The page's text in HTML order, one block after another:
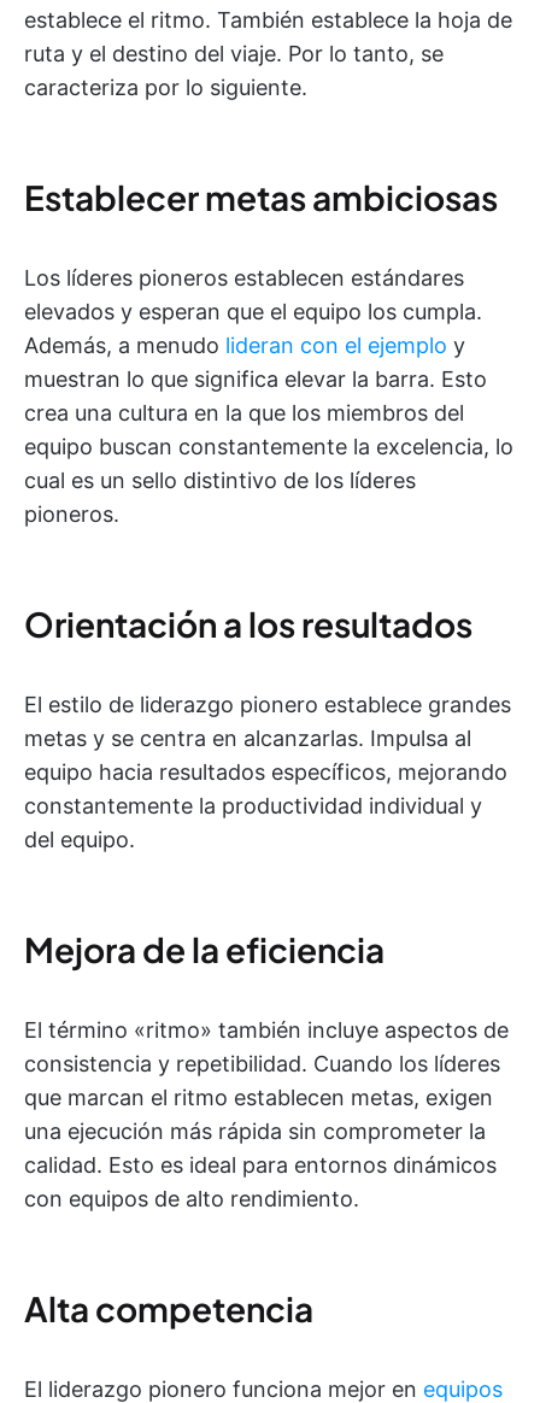
establece el ritmo. También establece la hoja de
ruta y el destino del viaje. Por lo tanto, se
caracteriza por lo siguiente.
Establecer metas ambiciosas
Los líderes pioneros establecen estándares
elevados y esperan que el equipo los cumpla.
Además, a menudo lideran con el ejemplo y
muestran lo que significa elevar la barra. Esto
crea una cultura en la que los miembros del
equipo buscan constantemente la excelencia, lo
cual es un sello distintivo de los líderes
pioneros.
Orientación a los resultados
El estilo de liderazgo pionero establece grandes
metas y se centra en alcanzarlas. Impulsa al
equipo hacia resultados específicos, mejorando
constantemente la productividad individual y
del equipo.
Mejora de la eficiencia
El término «ritmo» también incluye aspectos de
consistencia y repetibilidad. Cuando los líderes
que marcan el ritmo establecen metas, exigen
una ejecución más rápida sin comprometer la
calidad. Esto es ideal para entornos dinámicos
con equipos de alto rendimiento.
Alta competencia
El liderazgo pionero funciona mejor en equipos